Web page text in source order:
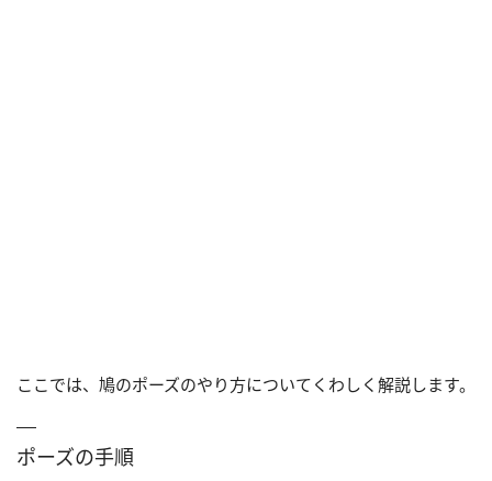
ここでは、鳩のポーズのやり方についてくわしく解説します。
ポーズの手順